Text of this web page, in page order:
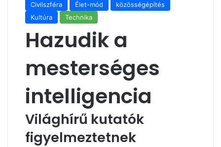
Civilszféra Élet-mód
közösségépítés
Kultúra
Technika
Hazudik a
mesterséges
intelligencia
Világhírű kutatók
figyelmeztetnek